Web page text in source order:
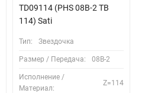
TD09114 (PHS 08B-2 ТВ
114) Sati
Тип: Звездочка
Размер / Передача: 08B-2
Исполнение /
Материал:
Z=114